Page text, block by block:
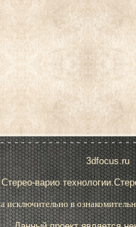
3dfocus.ru
варио
исключительно в